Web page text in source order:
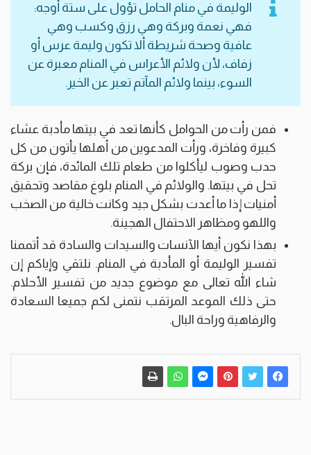
الوليمة في منام الحامل تؤول على ستة أوجه:
فهي نعمة وبركة وهي رزق وكسب وهي
عافية وصحة شريطة ألا تكون وليمة عرس أو
زفاف، لأن ولائم الأعراس في المنام معبرة عن
السوء، بينما ولائم المآتم تعبر عن الخير.
فمن رأت من الحوامل كأنها تعد في بيتها مأدبة عشاء
كبيرة وفاخرة، ورأت المدعوين من أهلها يأتون من كل
حدب وصوب ليأكلوا من طعام تلك المائدة، فإن بركة
تحل في بيتها. والولائم في المنام بلوغ مقاصد وتحقيق
أمنيات إذا ما أعدت بشكل جيد وكانت خالية من الصخب
واللهو ومظاهر الاحتفال الهجينة.
بهذا نكون أيها الآنسات والسيدات والسادة قد أتممنا
تفسير الوليمة أو المأدبة في المنام. نلتقي وإياكم إن
شاء الله تعالى مع موضوع جديد من تفسير الأحلام.
حتى ذلك الموعد المرتقب نتمنى لكم جميعا السعادة
والرفاهية وراحة البال.